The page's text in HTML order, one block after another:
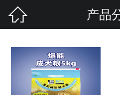
 产品